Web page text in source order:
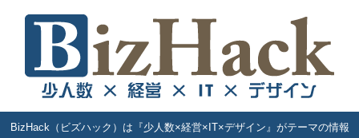
BizHack（ビズハック）は『少人数×経営×IT×デザイン』がテーマの情報